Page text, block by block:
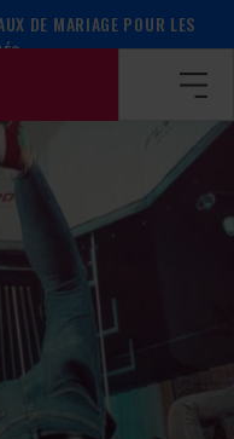
DE MARIAGE POUR LES
/ ATELIER SUR